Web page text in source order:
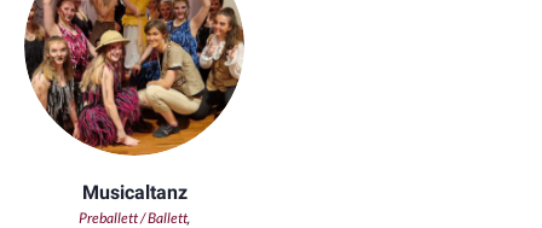
Musicaltanz
Preballett / Ballett,